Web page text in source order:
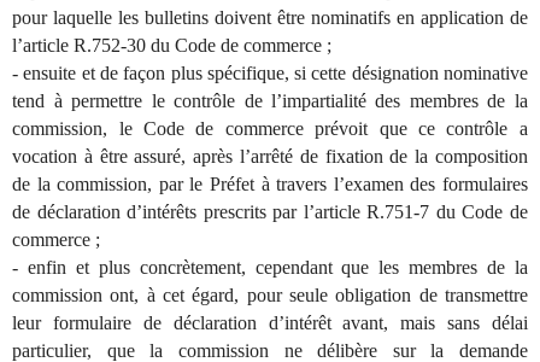
pour laquelle les bulletins doivent être nominatifs en application de
l’article R.752-30 du Code de commerce ;
- ensuite et de façon plus spécifique, si cette désignation nominative
tend à permettre le contrôle de l’impartialité des membres de la
commission, le Code de commerce prévoit que ce contrôle a
vocation à être assuré, après l’arrêté de fixation de la composition
de la commission, par le Préfet à travers l’examen des formulaires
de déclaration d’intérêts prescrits par l’article R.751-7 du Code de
commerce ;
- enfin et plus concrètement, cependant que les membres de la
commission ont, à cet égard, pour seule obligation de transmettre
leur formulaire de déclaration d’intérêt avant, mais sans délai
particulier, que la commission ne délibère sur la demande